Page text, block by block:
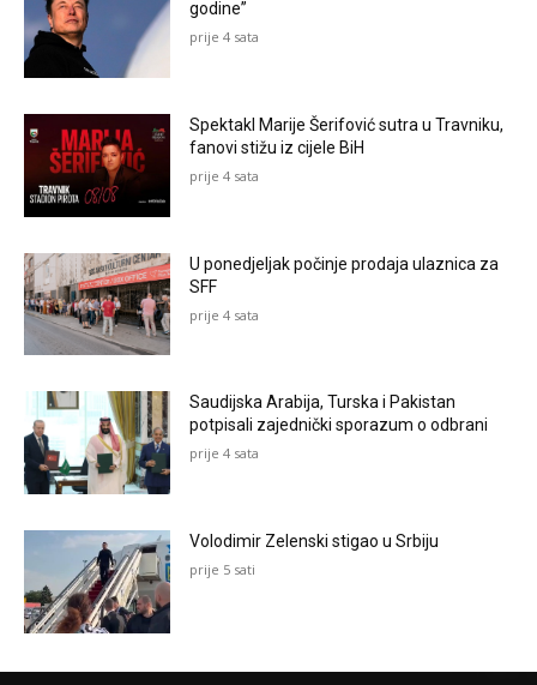
godine”
prije 4 sata
Spektakl Marije Šerifović sutra u Travniku,
fanovi stižu iz cijele BiH
prije 4 sata
U ponedjeljak počinje prodaja ulaznica za
SFF
prije 4 sata
Saudijska Arabija, Turska i Pakistan
potpisali zajednički sporazum o odbrani
prije 4 sata
Volodimir Zelenski stigao u Srbiju
prije 5 sati